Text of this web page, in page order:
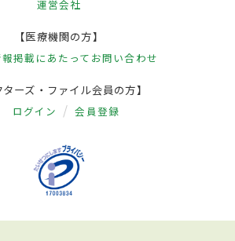
運営会社
【医療機関の方】
掲載にあたって お問い合わせ
ターズ・ファイル会員の方】
ログイン 会員登録